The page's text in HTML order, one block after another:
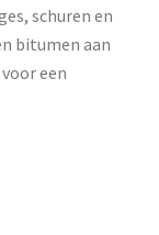
schuren en
bitumen aan
een